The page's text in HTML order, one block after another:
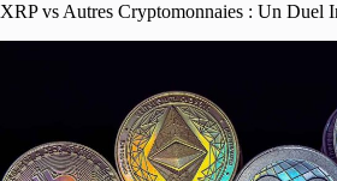
XRP vs Autres Cryptomonnaies : Un Duel